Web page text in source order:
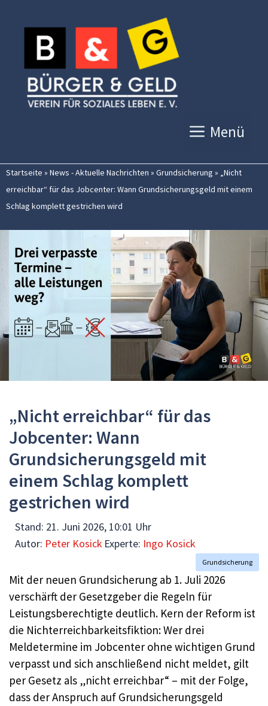
Inhalt
springen
Menü
Startseite » News - Aktuelle Nachrichten » Grundsicherung » „Nicht
erreichbar“ für das Jobcenter: Wann Grundsicherungsgeld mit einem
Schlag komplett gestrichen wird
„Nicht erreichbar“ für das
Jobcenter: Wann
Grundsicherungsgeld mit
einem Schlag komplett
gestrichen wird
Stand: 21. Juni 2026, 10:01 Uhr
Autor: Peter Kosick Experte: Ingo Kosick
Grundsicherung
Mit der neuen Grundsicherung ab 1. Juli 2026
verschärft der Gesetzgeber die Regeln für
Leistungsberechtigte deutlich. Kern der Reform ist
die Nichterreichbarkeitsfiktion: Wer drei
Meldetermine im Jobcenter ohne wichtigen Grund
verpasst und sich anschließend nicht meldet, gilt
per Gesetz als „nicht erreichbar“ – mit der Folge,
dass der Anspruch auf Grundsicherungsgeld